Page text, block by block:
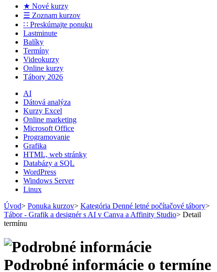
★ Nové kurzy
☰ Zoznam kurzov
∷ Preskúmajte ponuku
Lastminute
Balíky
Termíny
Videokurzy
Online kurzy
Tábory 2026
AI
Dátová analýza
Kurzy Excel
Online marketing
Microsoft Office
Programovanie
Grafika
HTML, web stránky
Databázy a SQL
WordPress
Windows Server
Linux
Úvod> Ponuka kurzov> Kategória Denné letné počítačové tábory>
Tábor - Grafik a designér s AI v Canva a Affinity Studio> Detail
termínu
Podrobné informácie o termíne